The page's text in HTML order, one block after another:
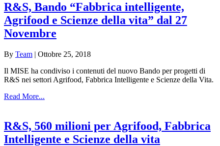
R&S, Bando “Fabbrica intelligente,
Agrifood e Scienze della vita” dal 27
Novembre
By Team | Ottobre 25, 2018
Il MISE ha condiviso i contenuti del nuovo Bando per progetti di
R&S nei settori Agrifood, Fabbrica Intelligente e Scienze della Vita.
Read More...
R&S, 560 milioni per Agrifood, Fabbrica
Intelligente e Scienze della vita